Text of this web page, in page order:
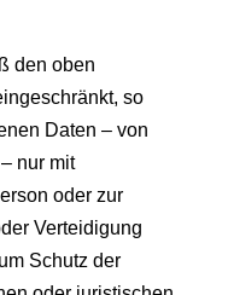
den oben
so
Daten – von
nur mit
oder zur
Verteidigung
Schutz der